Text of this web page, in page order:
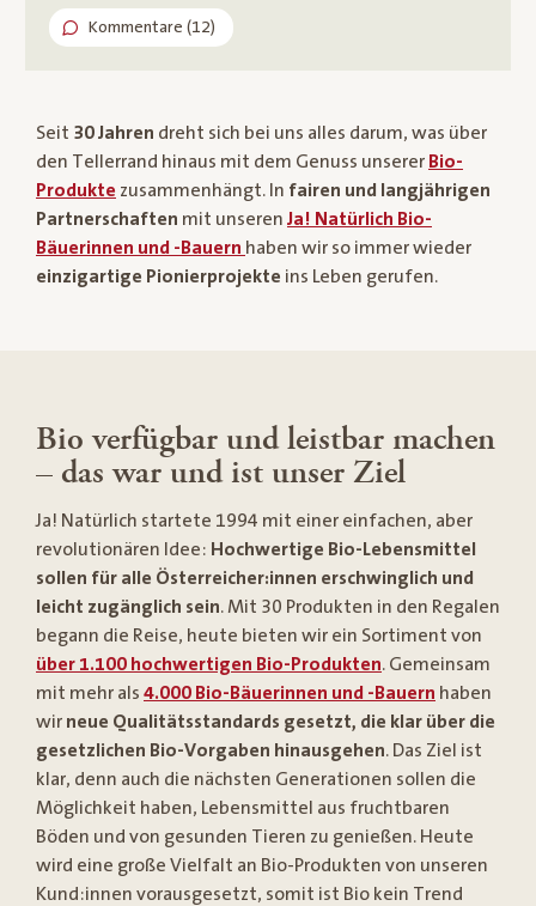
Kommentare (12)
Seit 30 Jahren dreht sich bei uns alles darum, was über
den Tellerrand hinaus mit dem Genuss unserer Bio-
Produkte zusammenhängt. In fairen und langjährigen
Partnerschaften mit unseren Ja! Natürlich Bio-
Bäuerinnen und -Bauern haben wir so immer wieder
einzigartige Pionierprojekte ins Leben gerufen.
Bio verfügbar und leistbar machen
– das war und ist unser Ziel
Ja! Natürlich startete 1994 mit einer einfachen, aber
revolutionären Idee: Hochwertige Bio-Lebensmittel
sollen für alle Österreicher:innen erschwinglich und
leicht zugänglich sein. Mit 30 Produkten in den Regalen
begann die Reise, heute bieten wir ein Sortiment von
über 1.100 hochwertigen Bio-Produkten. Gemeinsam
mit mehr als 4.000 Bio-Bäuerinnen und -Bauern haben
wir neue Qualitätsstandards gesetzt, die klar über die
gesetzlichen Bio-Vorgaben hinausgehen. Das Ziel ist
klar, denn auch die nächsten Generationen sollen die
Möglichkeit haben, Lebensmittel aus fruchtbaren
Böden und von gesunden Tieren zu genießen. Heute
wird eine große Vielfalt an Bio-Produkten von unseren
Kund:innen vorausgesetzt, somit ist Bio kein Trend